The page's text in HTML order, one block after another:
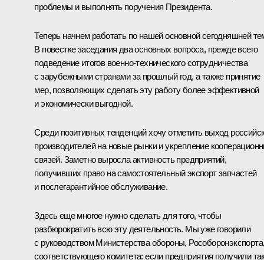
проблемы и выполнять поручения Президента.
Теперь начнем работать по нашей основной сегодняшней
В повестке заседания два основных вопроса, прежде всего
подведение итогов военно-технического сотрудничества
с зарубежными странами за прошлый год, а также принятие
мер, позволяющих сделать эту работу более эффективной
и экономически выгодной.
Среди позитивных тенденций хочу отметить выход
производителей на новые рынки и укрепление
связей. Заметно выросла активность предприятий,
получивших право на самостоятельный экспорт запчастей
и послегарантийное обслуживание.
Здесь еще многое нужно сделать для того, чтобы
разбюрократить всю эту деятельность. Мы уже говорили
с руководством Министерства обороны,
соответствующего комитета: если предприятия получили